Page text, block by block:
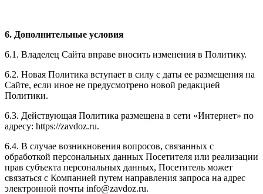
6. Дополнительные условия
6.1. Владелец Сайта вправе вносить изменения в Политику.
6.2. Новая Политика вступает в силу с даты ее размещения на
Сайте, если иное не предусмотрено новой редакцией
Политики.
6.3. Действующая Политика размещена в сети «Интернет» по
адресу: https://zavdoz.ru.
6.4. В случае возникновения вопросов, связанных с
обработкой персональных данных Посетителя или реализации
прав субъекта персональных данных, Посетитель может
связаться с Компанией путем направления запроса на адрес
электронной почты info@zavdoz.ru.